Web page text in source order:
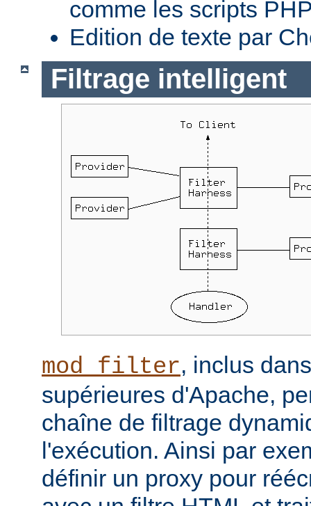
comme les scripts
Edition de texte par
Filtrage intelligent
mod_filter, inclus
supérieures d'Apache,
chaîne de filtrage
l'exécution. Ainsi par
définir un proxy pour